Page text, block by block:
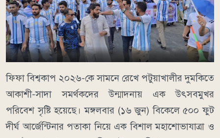
ফিফা বিশ্বকাপ ২০২৬-কে সামনে রেখে পটুয়াখালীর দুমকিতে
আকাশী-সাদা সমর্থকদের উন্মাদনায় এক উৎসবমুখর
পরিবেশ সৃষ্টি হয়েছে। মঙ্গলবার (১৬ জুন) বিকেলে ৫০০ ফুট
দীর্ঘ আর্জেন্টিনার পতাকা নিয়ে এক বিশাল মহাশোভাযাত্রা ও